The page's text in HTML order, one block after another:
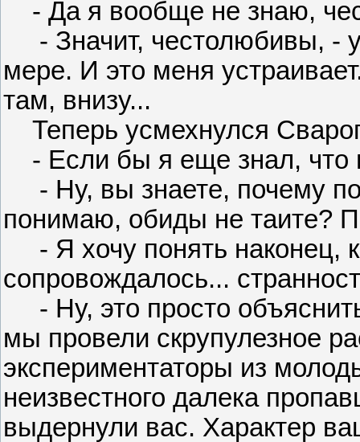
- Да я вообще не знаю,
- Значит, честолюбивы, -
мере. И это меня
там, внизу...
Теперь усмехнулся
- Если бы я еще знал, что
- Ну, вы знаете, почему
понимаю, обиды не таите?
- Я хочу понять наконец,
сопровождалось...
- Ну, это просто
мы провели скрупулезное
экспериментаторы из
неизвестного далека
выдернули вас. Характер